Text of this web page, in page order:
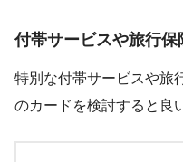
付帯サービスや旅行
特別な付帯サービスや旅
のカードを検討すると良